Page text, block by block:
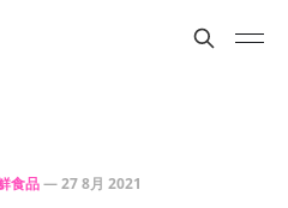
食品—27 8月 2021